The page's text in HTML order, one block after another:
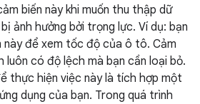
biến này khi muốn thu thập dữ
ảnh hưởng bởi trọng lực. Ví dụ: bạn
này để xem tốc độ của ô tô. Cảm
luôn có độ lệch mà bạn cần loại bỏ.
thực hiện việc này là tích hợp một
dụng của bạn. Trong quá trình